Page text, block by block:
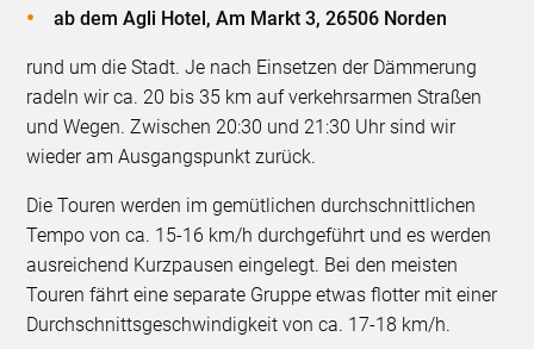
ab dem Agli Hotel, Am Markt 3, 26506 Norden
rund um die Stadt. Je nach Einsetzen der Dämmerung
radeln wir ca. 20 bis 35 km auf verkehrsarmen Straßen
und Wegen. Zwischen 20:30 und 21:30 Uhr sind wir
wieder am Ausgangspunkt zurück.
Die Touren werden im gemütlichen durchschnittlichen
Tempo von ca. 15-16 km/h durchgeführt und es werden
ausreichend Kurzpausen eingelegt. Bei den meisten
Touren fährt eine separate Gruppe etwas flotter mit einer
Durchschnittsgeschwindigkeit von ca. 17-18 km/h.